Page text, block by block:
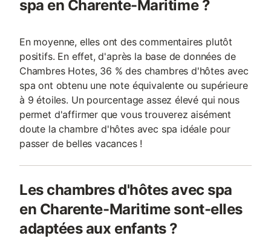
spa en Charente-Maritime ?
En moyenne, elles ont des commentaires plutôt
positifs. En effet, d'après la base de données de
Chambres Hotes, 36 % des chambres d'hôtes avec
spa ont obtenu une note équivalente ou supérieure
à 9 étoiles. Un pourcentage assez élevé qui nous
permet d'affirmer que vous trouverez aisément
doute la chambre d'hôtes avec spa idéale pour
passer de belles vacances !
Les chambres d'hôtes avec spa
en Charente-Maritime sont-elles
adaptées aux enfants ?